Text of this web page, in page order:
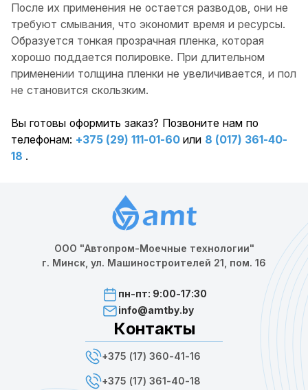
После их применения не остается разводов, они не
требуют смывания, что экономит время и ресурсы.
Образуется тонкая прозрачная пленка, которая
хорошо поддается полировке. При длительном
применении толщина пленки не увеличивается, и пол
не становится скользким.
Вы готовы оформить заказ? Позвоните нам по
телефонам: +375 (29) 111-01-60 или 8 (017) 361-40-
18 .
ООО "Автопром-Моечные технологии"
г. Минск, ул. Машиностроителей 21, пом. 16
пн-пт: 9:00-17:30
info@amtby.by
Контакты
+375 (17) 360-41-16
+375 (17) 361-40-18